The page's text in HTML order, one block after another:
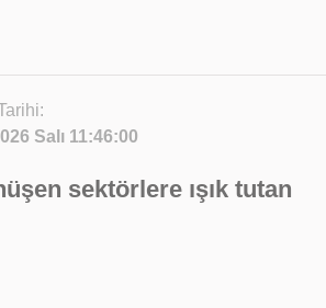
Salı 11:46:00
sektörlere ışık tutan